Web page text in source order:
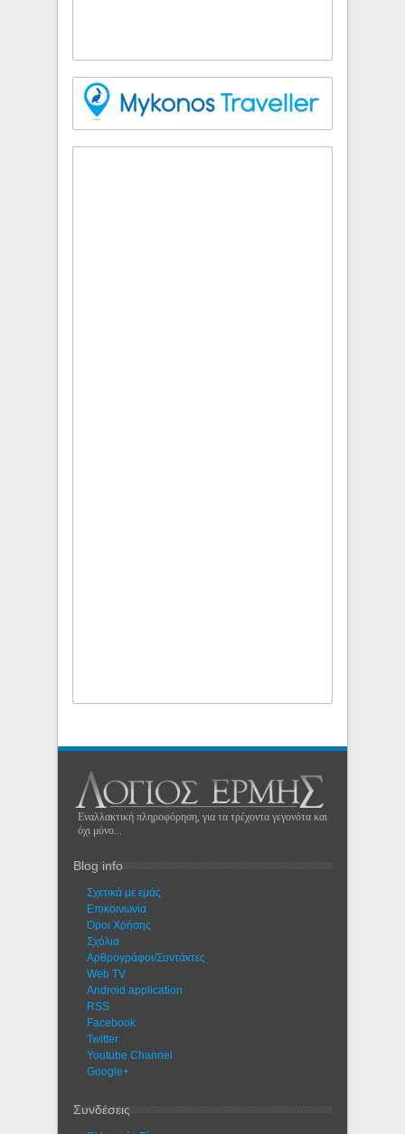
Εναλλακτική πληροφόρηση, για τα τρέχοντα γεγονότα και
όχι μόνο...
Blog info
Σχετικά με εμάς
Eπικοινωνία
Όροι Χρήσης
Σχόλια
Αρθρογράφοι/Συντάκτες
Web TV
Android application
RSS
Facebook
Twitter
Youtube Channel
Google+
Συνδέσεις